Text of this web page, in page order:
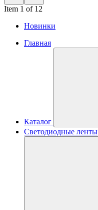
Item 1 of 12
Новинки
Главная
Каталог
Светодиодные ленты